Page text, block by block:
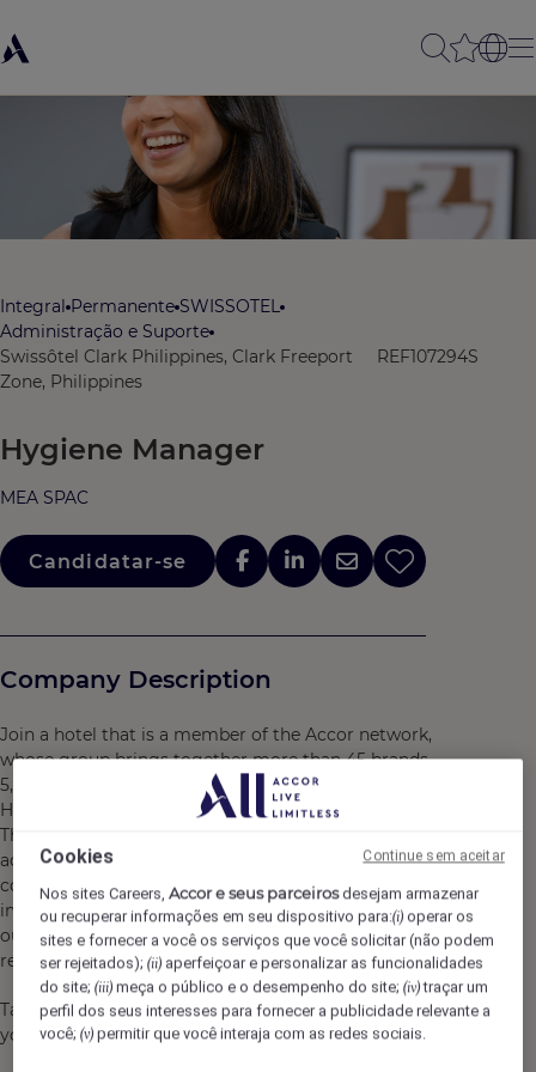
Integral Permanente SWISSOTEL
Administração e Suporte
Swissôtel Clark Philippines, Clark Freeport
Zone, Philippines
REF107294S
Hygiene Manager
MEA SPAC
Candidatar-se
Company Description
Join a hotel that is a member of the Accor network,
whose group brings together more than 45 brands,
5,500 hotels, 10,000 restaurants and lifestyle destinations.
Here, we believe in you and what you bring to the table.
There are many opportunities for development and
advancement. Every gesture, every smile, every action,
contributes to creating a positive and memorable
impact for our customers, our colleagues and also for
our planet. Together, we embody the vision of
responsible hospitality.
Take the opportunity to become a Heartist®, and let
your heart guide you in this world where life beats faster.
Cookies
Nos sites Careers,Accor e seus parceirosdesejam armazenar
ou recuperar informações em seu dispositivo para:(i) operar os
sites e fornecer a você os serviços que você solicitar (não podem
ser rejeitados);(ii) aperfeiçoar e personalizar as funcionalidades
do site;(iii) meça o público e o desempenho do site;(iv)traçar um
perfil dos seus interesses para fornecer a publicidade relevante a
você;(v) permitir que você interaja com as redes sociais.
Continue sem aceitar